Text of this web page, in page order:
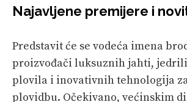
Najavljene premijere i
Predstavit će se vodeća imena
proizvođači luksuznih jahti,
plovila i inovativnih tehnologija
plovidbu. Očekivano, većinskim